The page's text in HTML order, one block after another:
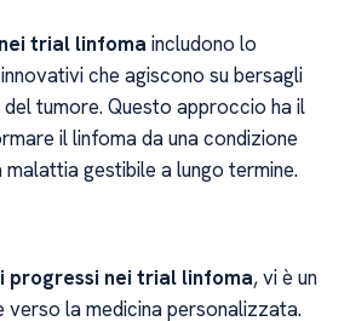
trial linfoma includono lo
che agiscono su bersagli
tumore. Questo approccio ha il
il linfoma da una condizione
malattia gestibile a lungo termine.
progressi nei trial linfoma, vi è un
verso la medicina personalizzata.